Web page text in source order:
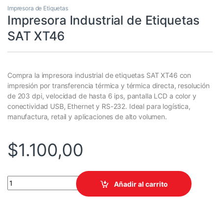
Impresora de Etiquetas
Impresora Industrial de Etiquetas
SAT XT46
Compra la impresora industrial de etiquetas SAT XT46 con
impresión por transferencia térmica y térmica directa, resolución
de 203 dpi, velocidad de hasta 6 ips, pantalla LCD a color y
conectividad USB, Ethernet y RS-232. Ideal para logística,
manufactura, retail y aplicaciones de alto volumen.
$1.100,00
Impresora Industrial de Etiquetas SAT XT46 quantity
Añadir al carrito